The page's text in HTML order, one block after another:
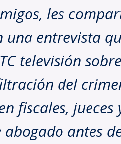
les
una entrevista
televisión
del
fiscales, jueces
antes